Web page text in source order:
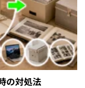
の対処法